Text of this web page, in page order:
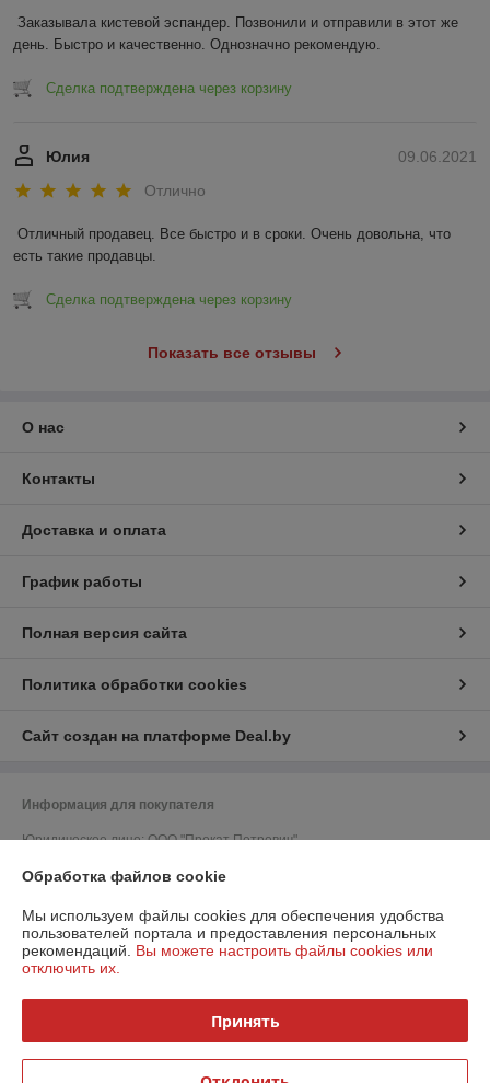
Заказывала кистевой эспандер. Позвонили и отправили в этот же
день. Быстро и качественно. Однозначно рекомендую.
Сделка подтверждена через корзину
09.06.2021
Юлия
Отлично
Отличный продавец. Все быстро и в сроки. Очень довольна, что
есть такие продавцы.
Сделка подтверждена через корзину
Показать все отзывы
О нас
Контакты
Доставка и оплата
График работы
Полная версия сайта
Политика обработки cookies
Сайт создан на платформе Deal.by
Информация для покупателя
Юридическое лицо:ООО "Прокат Петрович"
УНП: 193215798
Регистрационный орган: Минский горисполком
Дата регистрации компании: 27.02.2019
Ссылка на свидетельство/лицензию
Ссылка на свидетельство/лицензию
Обработка файлов cookie
Мы используем файлы cookies для обеспечения удобства
пользователей портала и предоставления персональных
рекомендаций. Вы можете настроить файлы cookies или
отключить их.
Принять